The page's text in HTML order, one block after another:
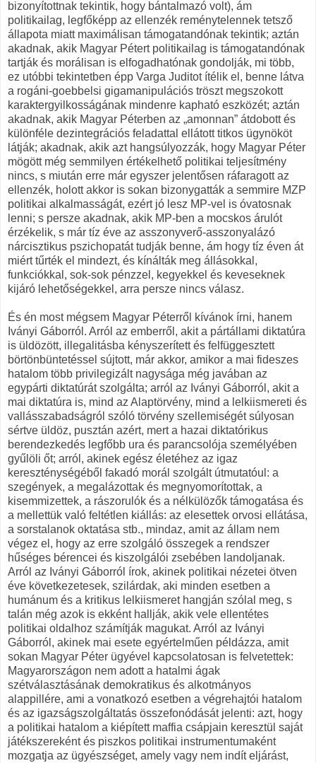
bizonyítottnak tekintik, hogy bántalmazó volt), ám
politikailag, legfőképp az ellenzék reménytelennek tetsző
állapota miatt maximálisan támogatandónak tekintik; aztán
akadnak, akik Magyar Pétert politikailag is támogatandónak
tartják és morálisan is elfogadhatónak gondolják, mi több,
ez utóbbi tekintetben épp Varga Juditot ítélik el, benne látva
a rogáni-goebbelsi gigamanipulációs tröszt megszokott
karaktergyilkosságának mindenre kapható eszközét; aztán
akadnak, akik Magyar Péterben az „amonnan” átdobott és
különféle dezintegrációs feladattal ellátott titkos ügynököt
látják; akadnak, akik azt hangsúlyozzák, hogy Magyar Péter
mögött még semmilyen értékelhető politikai teljesítmény
nincs, s miután erre már egyszer jelentősen ráfaragott az
ellenzék, holott akkor is sokan bizonygatták a semmire MZP
politikai alkalmasságát, ezért jó lesz MP-vel is óvatosnak
lenni; s persze akadnak, akik MP-ben a mocskos árulót
érzékelik, s már tíz éve az asszonyverő-asszonyalázó
nárcisztikus pszichopatát tudják benne, ám hogy tíz éven át
miért tűrték el mindezt, és kínálták meg állásokkal,
funkciókkal, sok-sok pénzzel, kegyekkel és keveseknek
kijáró lehetőségekkel, arra persze nincs válasz.
És én most mégsem Magyar Péterről kívánok írni, hanem
Iványi Gáborról. Arról az emberről, akit a pártállami diktatúra
is üldözött, illegalitásba kényszerített és felfüggesztett
börtönbüntetéssel sújtott, már akkor, amikor a mai fideszes
hatalom több privilegizált nagysága még javában az
egypárti diktatúrát szolgálta; arról az Iványi Gáborról, akit a
mai diktatúra is, mind az Alaptörvény, mind a lelkiismereti és
vallásszabadságról szóló törvény szellemiségét súlyosan
sértve üldöz, pusztán azért, mert a hazai diktatórikus
berendezkedés legfőbb ura és parancsolója személyében
gyűlöli őt; arról, akinek egész életéhez az igaz
kereszténységéből fakadó morál szolgált útmutatóul: a
szegények, a megalázottak és megnyomorítottak, a
kisemmizettek, a rászorulók és a nélkülözők támogatása és
a mellettük való feltétlen kiállás: az elesettek orvosi ellátása,
a sorstalanok oktatása stb., mindaz, amit az állam nem
végez el, hogy az erre szolgáló összegek a rendszer
hűséges bérencei és kiszolgálói zsebében landoljanak.
Arról az Iványi Gáborról írok, akinek politikai nézetei ötven
éve következetesek, szilárdak, aki minden esetben a
humánum és a kritikus lelkiismeret hangján szólal meg, s
talán még azok is ekként hallják, akik vele ellentétes
politikai oldalhoz számítják magukat. Arról az Iványi
Gáborról, akinek mai esete egyértelműen példázza, amit
sokan Magyar Péter ügyével kapcsolatosan is felvetettek:
Magyarországon nem adott a hatalmi ágak
szétválasztásának demokratikus és alkotmányos
alappillére, ami a vonatkozó esetben a végrehajtói hatalom
és az igazságszolgáltatás összefonódását jelenti: azt, hogy
a politikai hatalom a kiépített maffia csápjain keresztül saját
játékszereként és piszkos politikai instrumentumaként
mozgatja az ügyészséget, amely vagy nem indít eljárást,